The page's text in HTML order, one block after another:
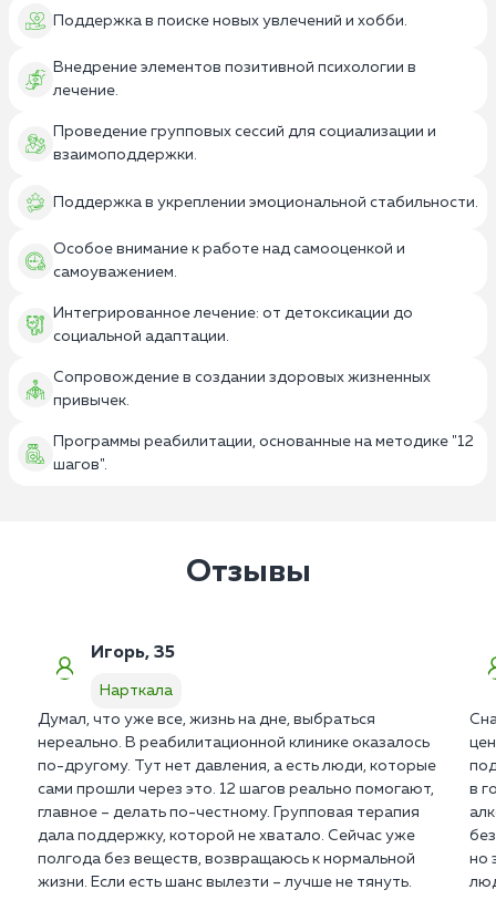
Поддержка в поиске новых увлечений и хобби.
Внедрение элементов позитивной психологии в
лечение.
Проведение групповых сессий для социализации и
взаимоподдержки.
Поддержка в укреплении эмоциональной стабильности.
Особое внимание к работе над самооценкой и
самоуважением.
Интегрированное лечение: от детоксикации до
социальной адаптации.
Сопровождение в создании здоровых жизненных
привычек.
Программы реабилитации, основанные на методике "12
шагов".
Отзывы
Игорь, 35
Нарткала
Думал, что уже все, жизнь на дне, выбраться
нереально. В реабилитационной клинике оказалось
по-другому. Тут нет давления, а есть люди, которые
сами прошли через это. 12 шагов реально помогают,
главное – делать по-честному. Групповая терапия
дала поддержку, которой не хватало. Сейчас уже
полгода без веществ, возвращаюсь к нормальной
жизни. Если есть шанс вылезти – лучше не тянуть.
в
но